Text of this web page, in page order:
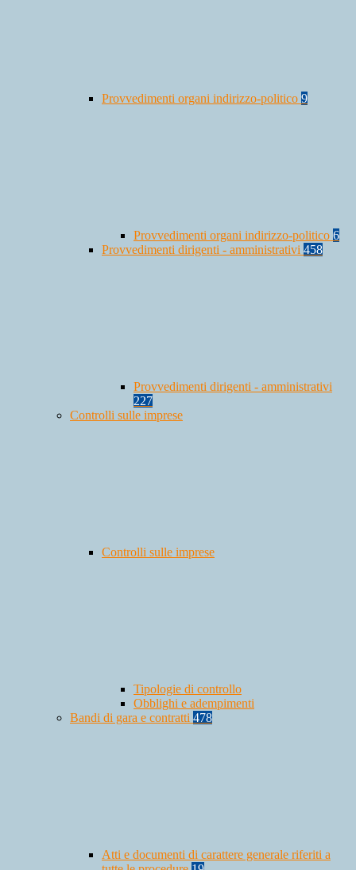
Provvedimenti organi indirizzo-politico 9
Provvedimenti organi indirizzo-politico 6
Provvedimenti dirigenti - amministrativi 458
Provvedimenti dirigenti - amministrativi
227
Controlli sulle imprese
Controlli sulle imprese
Tipologie di controllo
Obblighi e adempimenti
Bandi di gara e contratti 478
Atti e documenti di carattere generale riferiti a